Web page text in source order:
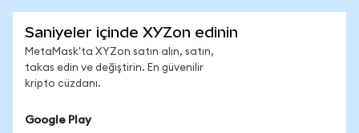
Saniyeler içinde XYZon edinin
MetaMask'ta XYZon satın alın, satın,
takas edin ve değiştirin. En güvenilir
kripto cüzdanı.
Google Play